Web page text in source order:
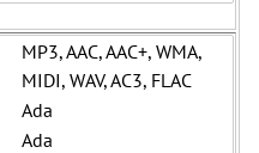
MP3, AAC, AAC+, WMA,
MIDI, WAV, AC3, FLAC
Ada
Ada